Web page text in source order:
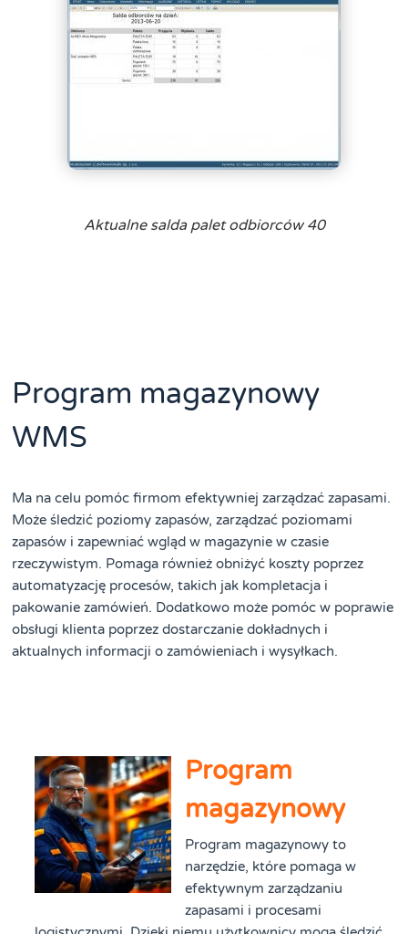
Aktualne salda palet odbiorców 40
Program magazynowy
WMS
Ma na celu pomóc firmom efektywniej zarządzać zapasami.
Może śledzić poziomy zapasów, zarządzać poziomami
zapasów i zapewniać wgląd w magazynie w czasie
rzeczywistym. Pomaga również obniżyć koszty poprzez
automatyzację procesów, takich jak kompletacja i
pakowanie zamówień. Dodatkowo może pomóc w poprawie
obsługi klienta poprzez dostarczanie dokładnych i
aktualnych informacji o zamówieniach i wysyłkach.
Program
magazynowy
Program magazynowy to
narzędzie, które pomaga w
efektywnym zarządzaniu
zapasami i procesami